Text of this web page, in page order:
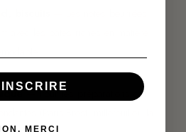
avec les pâtes riches en matière
— Pour les préparations qui
MERCI